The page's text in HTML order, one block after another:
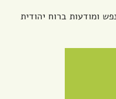
ומודעות ברוח יהודית